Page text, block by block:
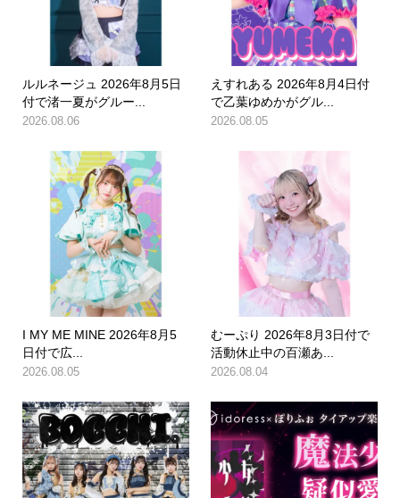
ルルネージュ 2026年8月5日
付で渚一夏がグルー...
2026.08.06
えすれある 2026年8月4日付
で乙葉ゆめかがグル...
2026.08.05
I MY ME MINE 2026年8月5
日付で広...
2026.08.05
むーぷり 2026年8月3日付で
活動休止中の百瀬あ...
2026.08.04